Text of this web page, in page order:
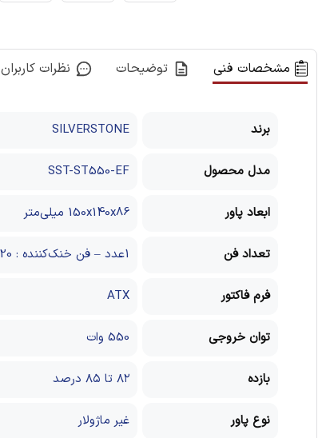
مشخصات فنی توضیحات نظرات کاربران
برند SILVERSTONE
مدل محصول SST-ST550-EF
ابعاد پاور 150x140x86 میلی‌متر
تعداد فن 1عدد – فن خنک‌کننده : 120 میلی‌متری
فرم فاکتور ATX
توان خروجی 550 وات
بازده ۸۲ تا ۸۵ درصد
نوع پاور غیر ماژولار